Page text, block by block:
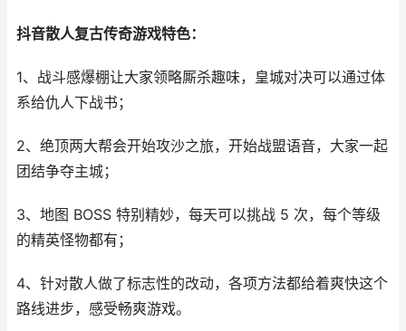
抖音散人复古传奇游戏特色：
1、战斗感爆棚让大家领略厮杀趣味，皇城对决可以通过体
系给仇人下战书；
2、绝顶两大帮会开始攻沙之旅，开始战盟语音，大家一起
团结争夺主城；
3、地图 BOSS 特别精妙，每天可以挑战 5 次，每个等级
的精英怪物都有；
4、针对散人做了标志性的改动，各项方法都给着爽快这个
路线进步，感受畅爽游戏。